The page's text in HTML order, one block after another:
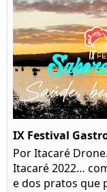
IX Festival
Por Itacaré
Itacaré 2022…
e dos pratos que